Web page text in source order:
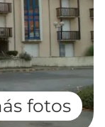
fotos